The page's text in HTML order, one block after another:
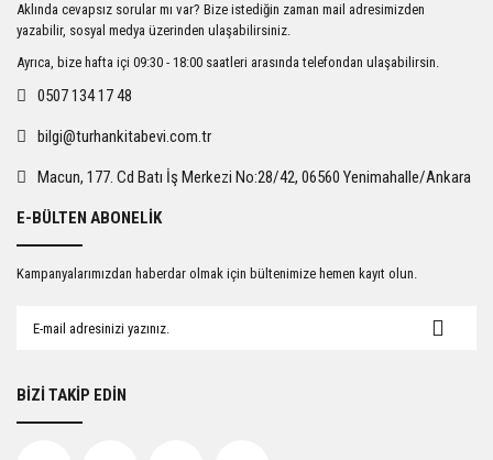
Ürün açıklamasında eksik bilgiler bulunuyor.
Ürün bilgilerinde hatalar bulunuyor.
Ürün fiyatı diğer sitelerden daha pahalı.
Gönder
Aklında cevapsız sorular mı var? Bize istediğin zaman mail adresimizden
yazabilir, sosyal medya üzerinden ulaşabilirsiniz.
Ayrıca, bize hafta içi 09:30 - 18:00 saatleri arasında telefondan ulaşabilirsin.
0507 134 17 48
bilgi@turhankitabevi.com.tr
Macun, 177. Cd Batı İş Merkezi No:28/42, 06560 Yenimahalle/Ankara
E-BÜLTEN ABONELİK
Kampanyalarımızdan haberdar olmak için bültenimize hemen kayıt olun.
BİZİ TAKİP EDİN